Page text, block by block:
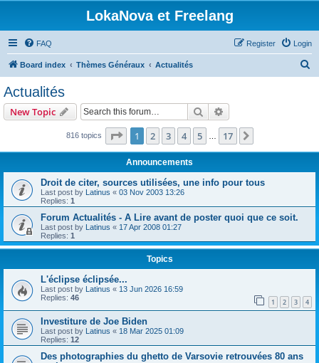
LokaNova et Freelang
FAQ Login
Register
Board index Thèmes Généraux Actualités
Actualités
New Topic Search
816 topics Page 1of 17
1 2 3 4 5 17
Announcements
Droit de citer, sources utilisées, une info pour tous
Last post by Latinus « 03 Nov 2003 13:26
Replies: 1
Forum Actualités - A Lire avant de poster quoi que ce soit.
Last post by Latinus « 17 Apr 2008 01:27
Replies: 1
Topics
L'éclipse éclipsée...
Last post by Latinus « 13 Jun 2026 16:59
Replies: 46 1 2 3 4
Investiture de Joe Biden
Last post by Latinus « 18 Mar 2025 01:09
Replies: 12
Des photographies du ghetto de Varsovie retrouvées 80 ans